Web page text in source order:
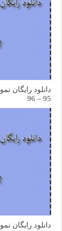
دانلود رایگان
95 – 96
دانلود رایگان